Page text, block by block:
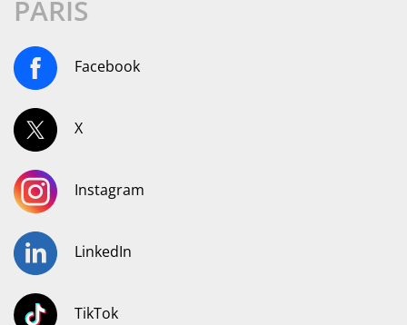
PARIS
Facebook
X
Instagram
LinkedIn
TikTok